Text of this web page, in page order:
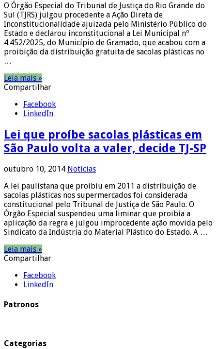
O Órgão Especial do Tribunal de Justiça do Rio Grande do
Sul (TJRS) julgou procedente a Ação Direta de
Inconstitucionalidade ajuizada pelo Ministério Público do
Estado e declarou inconstitucional a Lei Municipal nº
4.452/2025, do Município de Gramado, que acabou com a
proibição da distribuição gratuita de sacolas plásticas no
…
Leia mais »
Compartilhar
Facebook
LinkedIn
Lei que proíbe sacolas plásticas em
São Paulo volta a valer, decide TJ-SP
outubro 10, 2014 Notícias
A lei paulistana que proibiu em 2011 a distribuição de
sacolas plásticas nos supermercados foi considerada
constitucional pelo Tribunal de Justiça de São Paulo. O
Órgão Especial suspendeu uma liminar que proibia a
aplicação da regra e julgou improcedente ação movida pelo
Sindicato da Indústria do Material Plástico do Estado. A …
Leia mais »
Compartilhar
Facebook
LinkedIn
Patronos
Categorias